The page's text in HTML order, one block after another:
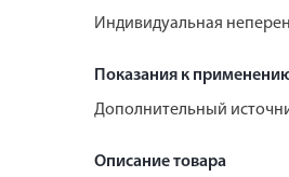
Индивидуальная
Показания к
Дополнительный
Описание товара